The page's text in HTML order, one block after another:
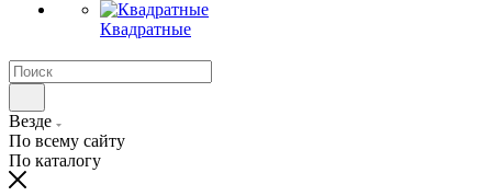
Квадратные
Везде
По всему сайту
По каталогу